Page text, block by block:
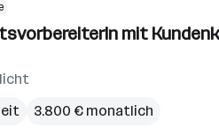
mit
3.800 € monatlich